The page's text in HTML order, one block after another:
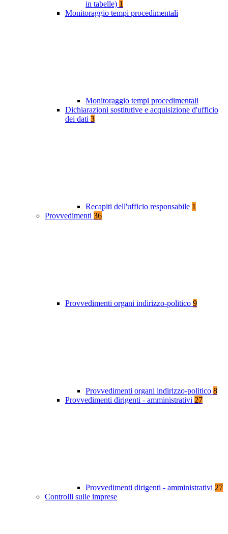
in tabelle) 1
Monitoraggio tempi procedimentali
Monitoraggio tempi procedimentali
Dichiarazioni sostitutive e acquisizione d'ufficio
dei dati 3
Recapiti dell'ufficio responsabile 1
Provvedimenti 36
Provvedimenti organi indirizzo-politico 9
Provvedimenti organi indirizzo-politico 8
Provvedimenti dirigenti - amministrativi 27
Provvedimenti dirigenti - amministrativi 27
Controlli sulle imprese